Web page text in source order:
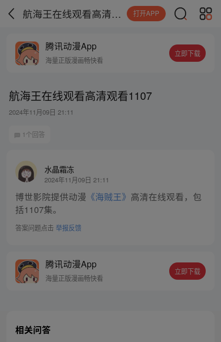
航海王在线观看高清观看1107 打开APP
腾讯动漫App
海量正版漫画畅快看
立即下载
航海王在线观看高清观看1107
2024年11月09日 21:11
1个回答
水晶霜冻
2024年11月09日 21:11
博世影院提供动漫 《海贼王》 高清在线观看，包
括1107集。
答案问题点击 举报反馈
腾讯动漫App
海量正版漫画畅快看
立即下载
相关问答